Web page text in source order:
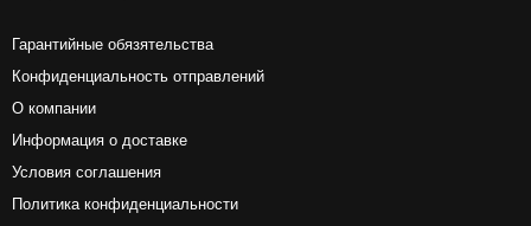
Гарантийные обязятельства
Конфиденциальность отправлений
О компании
Информация о доставке
Условия соглашения
Политика конфиденциальности